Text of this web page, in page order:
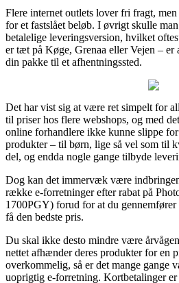
Flere internet outlets lover fri fragt,
for et fastslået beløb. I øvrigt skulle
betalelige leveringsversion, hvilket
er tæt på Køge, Grenaa eller Vejen –
din pakke til et afhentningssted.
Det har vist sig at være ret simpelt for
til priser hos flere webshops, og med
online forhandlere ikke kunne slippe for
produkter – til børn, lige så vel som til
del, og endda nogle gange tilbyde
Dog kan det immervæk være
række e-forretninger efter rabat på
1700PGY) forud for at du gennemfører
få den bedste pris.
Du skal ikke desto mindre være
nettet afhænder deres produkter for en
overkommelig, så er det mange gange
uoprigtig e-forretning. Kortbetalinger